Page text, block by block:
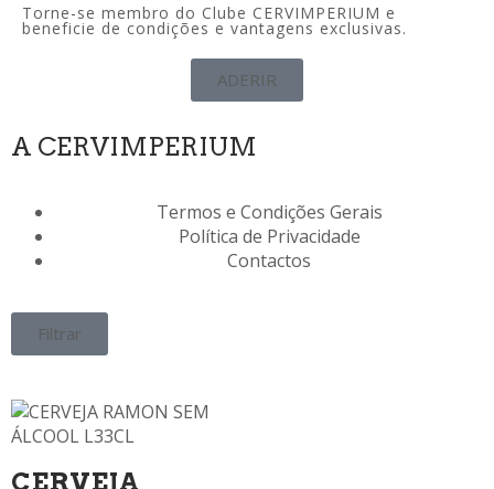
Torne-se membro do Clube CERVIMPERIUM e
beneficie de condições e vantagens exclusivas.
ADERIR
A CERVIMPERIUM
Termos e Condições Gerais
Política de Privacidade
Contactos
Filtrar
CERVEJA